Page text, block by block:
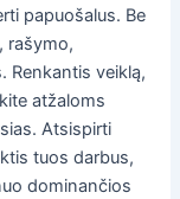
papuošalus. Be
rašymo,
Renkantis veiklą,
atžaloms
Atsispirti
tuos darbus,
dominančios